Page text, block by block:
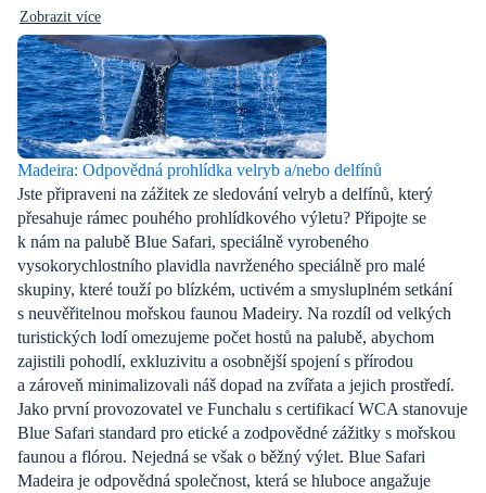
Zobrazit více
Madeira: Odpovědná prohlídka velryb a/nebo delfínů
Jste připraveni na zážitek ze sledování velryb a delfínů, který
přesahuje rámec pouhého prohlídkového výletu? Připojte se
k nám na palubě Blue Safari, speciálně vyrobeného
vysokorychlostního plavidla navrženého speciálně pro malé
skupiny, které touží po blízkém, uctivém a smysluplném setkání
s neuvěřitelnou mořskou faunou Madeiry. Na rozdíl od velkých
turistických lodí omezujeme počet hostů na palubě, abychom
zajistili pohodlí, exkluzivitu a osobnější spojení s přírodou
a zároveň minimalizovali náš dopad na zvířata a jejich prostředí.
Jako první provozovatel ve Funchalu s certifikací WCA stanovuje
Blue Safari standard pro etické a zodpovědné zážitky s mořskou
faunou a flórou. Nejedná se však o běžný výlet. Blue Safari
Madeira je odpovědná společnost, která se hluboce angažuje